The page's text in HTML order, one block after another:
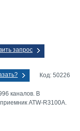
запрос
Код: 50226
каналов. В
ATW-R3100A.